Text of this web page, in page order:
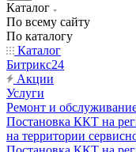
Каталог
По всему сайту
По каталогу
Каталог
Битрикс24
Акции
Услуги
Ремонт и
Постановка ККТ на
на территории